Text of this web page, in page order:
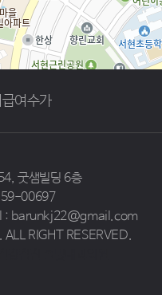
여수가
굿샘빌딩 6층
59-00697
: barunkj22@gmail.com
RIGHT RESERVED.